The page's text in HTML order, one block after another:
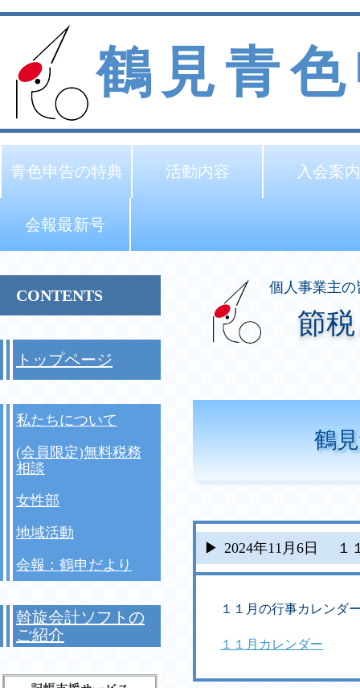
鶴見青
青色申告の特典 活動内容 入会案内
会報最新号
個人事業主の
節
鶴
2024年11月6日 １
１１月の行事カレンダ
１１月カレンダー
CONTENTS
トップページ
私たちについて
(会員限定)無料税務
相談
女性部
地域活動
会報：鶴申だより
斡旋会計ソフトの
ご紹介